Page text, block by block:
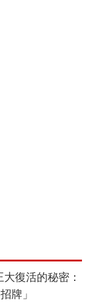
復活的秘密：
牌」